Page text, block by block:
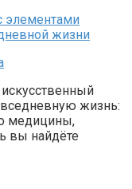
жизнь:
медицины,
вы найдёте